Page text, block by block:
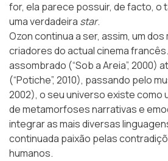
for, ela parece possuir, de facto, o
uma verdadeira star.
Ozon continua a ser, assim, um
criadores do actual cinema
assombrado (“Sob a Areia”, 2000)
(“Potiche”, 2010), passando pelo
2002), o seu universo existe como
de metamorfoses narrativas e
integrar as mais diversas
continuada paixão pelas
humanos.